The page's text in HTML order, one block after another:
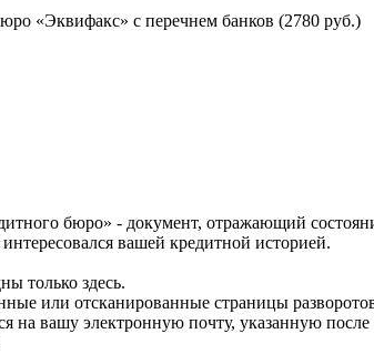
«Эквифакс» с перечнем банков (2780 руб.)
бюро» - документ, отражающий
вашей кредитной историей.
только здесь.
или отсканированные страницы
на вашу электронную почту, указанную после